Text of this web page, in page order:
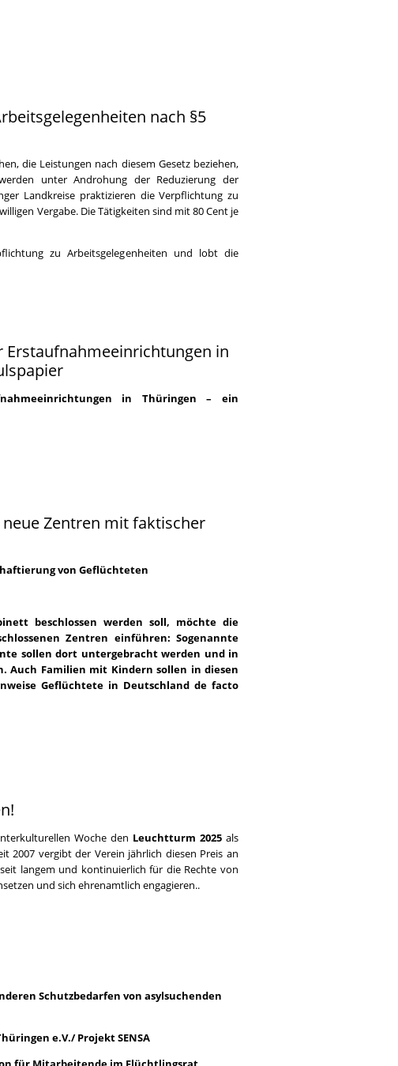
nach §5
die Leistungen nach diesem Gesetz beziehen,
unter Androhung der Reduzierung der
Landkreise praktizieren die Verpflichtung zu
Vergabe. Die Tätigkeiten sind mit 80 Cent je
zu Arbeitsgelegenheiten und lobt die
in
in Thüringen – ein
neue Zentren mit faktischer
von Geflüchteten
beschlossen werden soll, möchte die
Zentren einführen: Sogenannte
sollen dort untergebracht werden und in
Auch Familien mit Kindern sollen in diesen
Geflüchtete in Deutschland de facto
Woche den Leuchtturm 2025 als
2007 vergibt der Verein jährlich diesen Preis an
langem und kontinuierlich für die Rechte von
und sich ehrenamtlich engagieren..
Schutzbedarfen von asylsuchenden
e.V./ Projekt SENSA